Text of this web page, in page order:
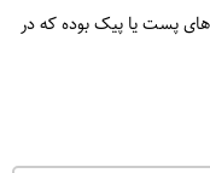
های پست یا پیک بوده که در